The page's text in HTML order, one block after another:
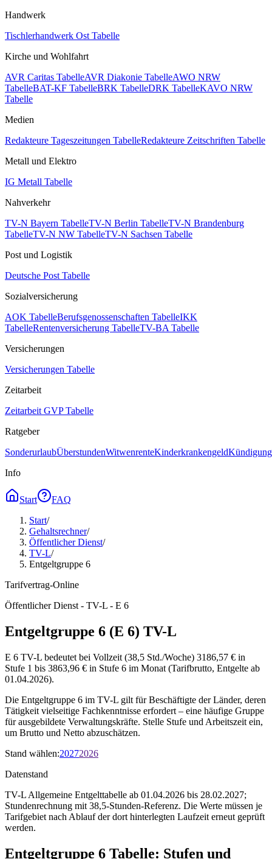
Handwerk
Tischlerhandwerk Ost Tabelle
Kirche und Wohlfahrt
AVR Caritas TabelleAVR Diakonie TabelleAWO NRW
TabelleBAT-KF TabelleBRK TabelleDRK TabelleKAVO NRW
Tabelle
Medien
Redakteure Tageszeitungen TabelleRedakteure Zeitschriften Tabelle
Metall und Elektro
IG Metall Tabelle
Nahverkehr
TV-N Bayern TabelleTV-N Berlin TabelleTV-N Brandenburg
TabelleTV-N NW TabelleTV-N Sachsen Tabelle
Post und Logistik
Deutsche Post Tabelle
Sozialversicherung
AOK TabelleBerufsgenossenschaften TabelleIKK
TabelleRentenversicherung TabelleTV-BA Tabelle
Versicherungen
Versicherungen Tabelle
Zeitarbeit
Zeitarbeit GVP Tabelle
Ratgeber
SonderurlaubÜberstundenWitwenrenteKinderkrankengeld
Info
Start
FAQ
Start/
Gehaltsrechner/
Öffentlicher Dienst/
TV-L/
Entgeltgruppe 6
Tarifvertrag-Online
Öffentlicher Dienst - TV-L - E 6
Entgeltgruppe 6 (E 6) TV-L
E 6 TV-L bedeutet bei Vollzeit (38,5 Std./Woche) 3186,57 € in
Stufe 1 bis 3863,96 € in Stufe 6 im Monat (Tarifbrutto, Entgelte ab
01.04.2026).
Die Entgeltgruppe 6 im TV-L gilt für Beschäftigte der Länder, deren
Tätigkeit vielseitige Fachkenntnisse erfordert – eine häufige Gruppe
für ausgebildete Verwaltungskräfte. Stelle Stufe und Arbeitszeit ein,
um Brutto und Netto abzuschätzen.
Stand wählen:20272026
Datenstand
TV-L Allgemeine Entgelttabelle ab 01.04.2026 bis 28.02.2027;
Stundenrechnung mit 38,5-Stunden-Referenz. Die Werte müssen je
Tarifgebiet nach Ablauf der dort hinterlegten Laufzeit erneut geprüft
werden.
Entgeltgruppe 6 Tabelle: Stufen und